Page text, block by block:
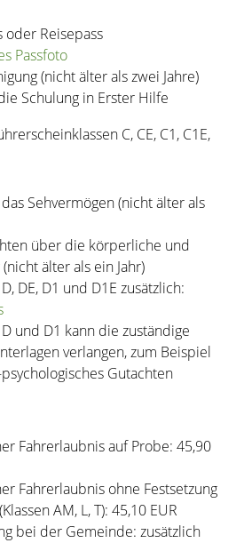
oder Reisepass
Passfoto
(nicht älter als zwei Jahre)
Schulung in Erster Hilfe
C, CE, C1, C1E,
Sehvermögen (nicht älter als
über die körperliche und
älter als ein Jahr)
DE, D1 und D1E zusätzlich:
und D1 kann die zuständige
verlangen, zum Beispiel
Gutachten
Fahrerlaubnis auf Probe: 45,90
Fahrerlaubnis ohne Festsetzung
AM, L, T): 45,10 EUR
bei der Gemeinde: zusätzlich